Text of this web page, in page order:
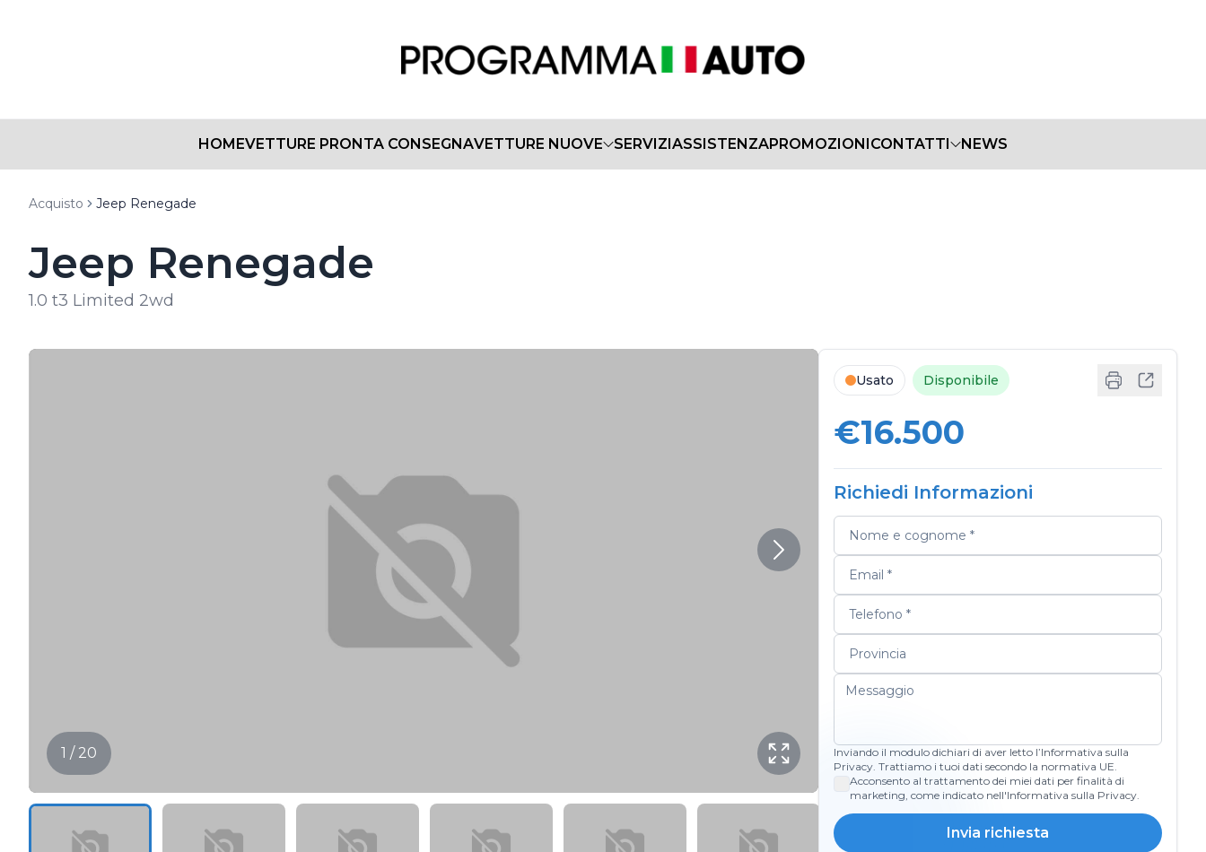
HOMEVETTURE PRONTA CONSEGNAVETTURE NUOVE SERVIZIASSISTENZAPROMOZIONICONTATTI NEWS
Acquisto Jeep Renegade
Jeep Renegade
1.0 t3 Limited 2wd
1 / 20
Usato Disponibile
€16.500
Richiedi Informazioni
Inviando il modulo dichiari di aver letto l’Informativa sulla
Privacy. Trattiamo i tuoi dati secondo la normativa UE.
Acconsento al trattamento dei miei dati per finalità di
marketing, come indicato nell'Informativa sulla Privacy.
Invia richiesta